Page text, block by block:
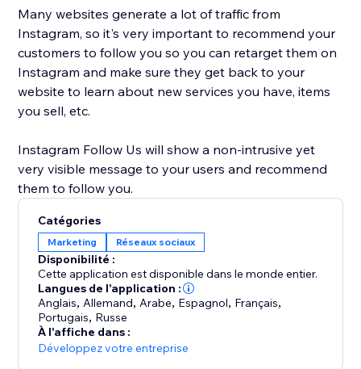
Many websites generate a lot of traffic from
Instagram, so it's very important to recommend your
customers to follow you so you can retarget them on
Instagram and make sure they get back to your
website to learn about new services you have, items
you sell, etc.
Instagram Follow Us will show a non-intrusive yet
very visible message to your users and recommend
them to follow you.
Catégories
Marketing Réseaux sociaux
Disponibilité :
Cette application est disponible dans le monde entier.
Langues de l'application :
Anglais, Allemand, Arabe, Espagnol, Français,
Portugais, Russe
À l'affiche dans :
Développez votre entreprise